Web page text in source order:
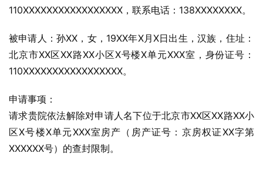
110XXXXXXXXXXXXXXXXX，联系电话：138XXXXXXXX。
被申请人：孙XX，女，19XX年X月X日出生，汉族，住址：
北京市XX区XX路XX小区X号楼X单元XXX室，身份证号：
110XXXXXXXXXXXXXXXXX。
申请事项：
请求贵院依法解除对申请人名下位于北京市XX区XX路XX小
区X号楼X单元XXX室房产（房产证号：京房权证XX字第
XXXXXX号）的查封限制。